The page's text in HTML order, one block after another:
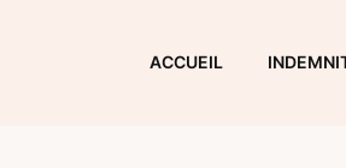
ACCUEIL